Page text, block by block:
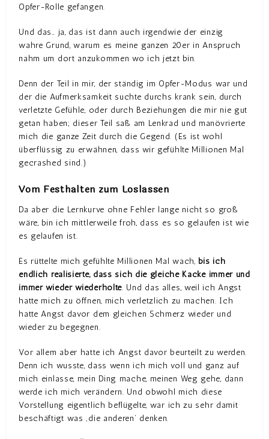
Opfer-Rolle gefangen.
Und das… ja, das ist dann auch irgendwie der einzig
wahre Grund, warum es meine ganzen 20er in Anspruch
nahm um dort anzukommen wo ich jetzt bin.
Denn der Teil in mir, der ständig im Opfer-Modus war und
der die Aufmerksamkeit suchte durchs krank sein, durch
verletzte Gefühle, oder durch Beziehungen die mir nie gut
getan haben; dieser Teil saß am Lenkrad und manövrierte
mich die ganze Zeit durch die Gegend. (Es ist wohl
überflüssig zu erwähnen, dass wir gefühlte Millionen Mal
gecrashed sind.)
Vom Festhalten zum Loslassen
Da aber die Lernkurve ohne Fehler lange nicht so groß
wäre, bin ich mittlerweile froh, dass es so gelaufen ist wie
es gelaufen ist.
Es rüttelte mich gefühlte Millionen Mal wach, bis ich
endlich realisierte, dass sich die gleiche Kacke immer und
immer wieder wiederholte. Und das alles, weil ich Angst
hatte mich zu öffnen, mich verletzlich zu machen. Ich
hatte Angst davor dem gleichen Schmerz wieder und
wieder zu begegnen.
Vor allem aber hatte ich Angst davor beurteilt zu werden.
Denn ich wusste, dass wenn ich mich voll und ganz auf
mich einlasse, mein Ding mache, meinen Weg gehe, dann
werde ich mich verändern. Und obwohl mich diese
Vorstellung eigentlich beflügelte, war ich zu sehr damit
beschäftigt was ‚die anderen‘ denken.